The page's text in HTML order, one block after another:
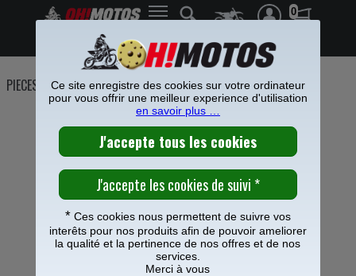
0
Frais de port offerts à partir de 49€
PIECES MOTO>Transmission>Chaine>Chaine Prox
CHAINE PROX CROSS
CHARGER PLUS DE PRODUIT>>>
Ce site enregistre des cookies sur votre ordinateur
pour vous offrir une meilleur experience d'utilisation
en savoir plus …
*Ces cookies nous permettent de suivre vos
interêts pour nos produits afin de pouvoir ameliorer
la qualité et la pertinence de nos offres et de nos
services.
Merci à vous